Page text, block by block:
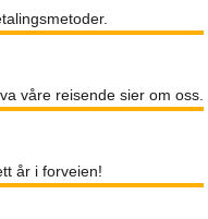
våre reisende sier om oss.
år i forveien!